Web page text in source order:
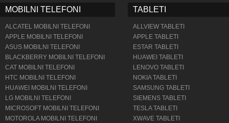
MOBILNI TELEFONI
ALCATEL MOBILNI TELEFONI
APPLE MOBILNI TELEFONI
ASUS MOBILNI TELEFONI
BLACKBERRY MOBILNI TELEFONI
CAT MOBILNI TELEFONI
HTC MOBILNI TELEFONI
HUAWEI MOBILNI TELEFONI
LG MOBILNI TELEFONI
MICROSOFT MOBILNI TELEFONI
MOTOROLA MOBILNI TELEFONI
TABLETI
ALLVIEW TABLETI
APPLE TABLETI
ESTAR TABLETI
HUAWEI TABLETI
LENOVO TABLETI
NOKIA TABLETI
SAMSUNG TABLETI
SIEMENS TABLETI
TESLA TABLETI
XWAVE TABLETI